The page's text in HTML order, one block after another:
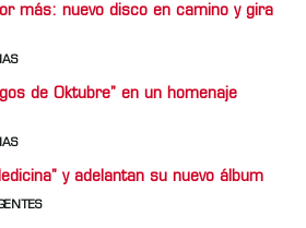
más: nuevo disco en camino y gira
de Oktubre" en un homenaje
y adelantan su nuevo álbum